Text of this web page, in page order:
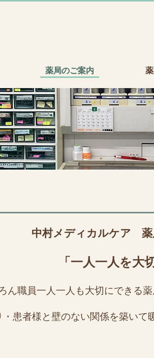
薬局のご案内
中村メディカルケア 薬
「一人一人を大切
ん職員一人一人も大切にできる
患者様と壁のない関係を築いて